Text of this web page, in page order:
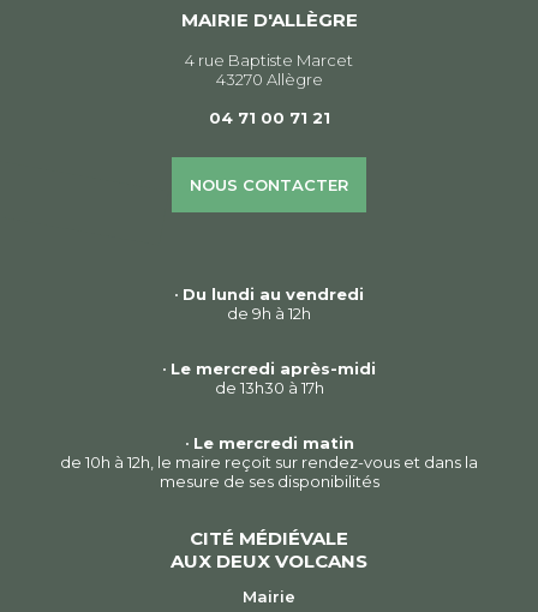
MAIRIE D'ALLÈGRE
4 rue Baptiste Marcet
43270 Allègre
04 71 00 71 21
NOUS CONTACTER
• Du lundi au vendredi
de 9h à 12h
• Le mercredi après-midi
de 13h30 à 17h
• Le mercredi matin
de 10h à 12h, le maire reçoit sur rendez-vous et dans la
mesure de ses disponibilités
CITÉ MÉDIÉVALE
AUX DEUX VOLCANS
Mairie